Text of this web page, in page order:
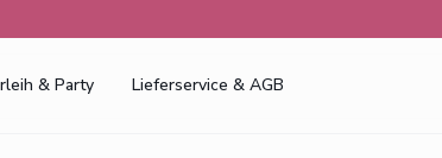
& Party Lieferservice & AGB